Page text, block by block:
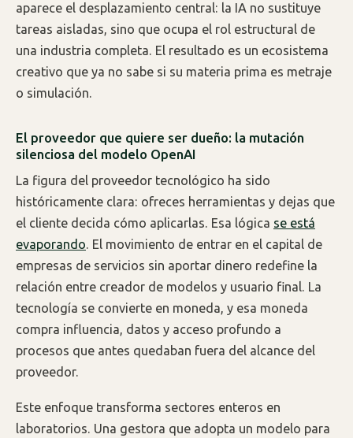
aparece el desplazamiento central: la IA no sustituye
tareas aisladas, sino que ocupa el rol estructural de
una industria completa. El resultado es un ecosistema
creativo que ya no sabe si su materia prima es metraje
o simulación.
El proveedor que quiere ser dueño: la mutación
silenciosa del modelo OpenAI
La figura del proveedor tecnológico ha sido
históricamente clara: ofreces herramientas y dejas que
el cliente decida cómo aplicarlas. Esa lógica se está
evaporando. El movimiento de entrar en el capital de
empresas de servicios sin aportar dinero redefine la
relación entre creador de modelos y usuario final. La
tecnología se convierte en moneda, y esa moneda
compra influencia, datos y acceso profundo a
procesos que antes quedaban fuera del alcance del
proveedor.
Este enfoque transforma sectores enteros en
laboratorios. Una gestora que adopta un modelo para